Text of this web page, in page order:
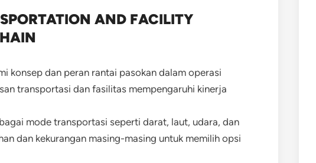
AND FACILITY
konsep dan peran rantai pasokan dalam operasi
transportasi dan fasilitas mempengaruhi kinerja
mode transportasi seperti darat, laut, udara, dan
dan kekurangan masing-masing untuk memilih opsi